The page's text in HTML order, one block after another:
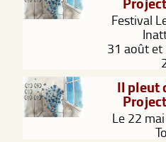
Festival
31 août et
Il pleut
Le 22